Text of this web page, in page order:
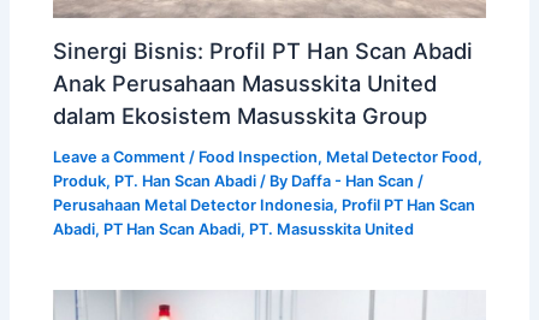
Sinergi Bisnis: Profil PT Han Scan Abadi
Anak Perusahaan Masusskita United
dalam Ekosistem Masusskita Group
Leave a Comment / Food Inspection, Metal Detector Food,
Produk, PT. Han Scan Abadi / By Daffa - Han Scan/
Perusahaan Metal Detector Indonesia, Profil PT Han Scan
Abadi, PT Han Scan Abadi, PT. Masusskita United